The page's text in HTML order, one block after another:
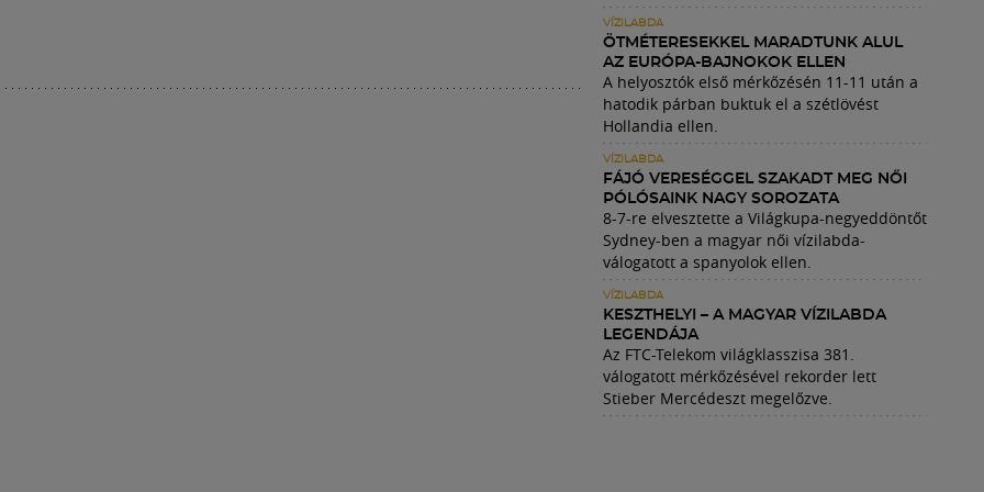
VÍZILABDA
ÖTMÉTERESEKKEL MARADTUNK ALUL
AZ EURÓPA-BAJNOKOK ELLEN
A helyosztók első mérkőzésén 11-11 után a
hatodik párban buktuk el a szétlövést
Hollandia ellen.
VÍZILABDA
FÁJÓ VERESÉGGEL SZAKADT MEG NŐI
PÓLÓSAINK NAGY SOROZATA
8-7-re elvesztette a Világkupa-negyeddöntőt
Sydney-ben a magyar női vízilabda-
válogatott a spanyolok ellen.
VÍZILABDA
KESZTHELYI – A MAGYAR VÍZILABDA
LEGENDÁJA
Az FTC-Telekom világklasszisa 381.
válogatott mérkőzésével rekorder lett
Stieber Mercédeszt megelőzve.